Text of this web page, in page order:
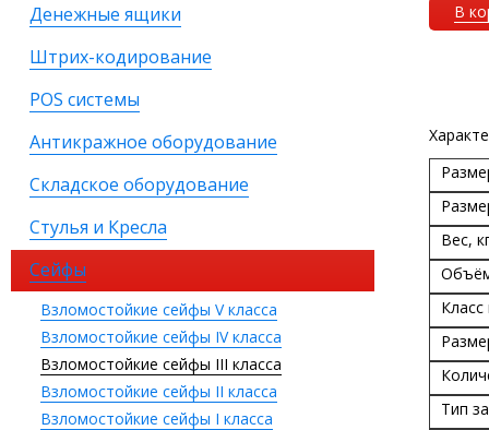
Денежные ящики
Штрих-кодирование
POS системы
Антикражное оборудование
Складское оборудование
Стулья и Кресла
Сейфы
Взломостойкие сейфы V класса
Взломостойкие сейфы IV класса
Взломостойкие сейфы III класса
Взломостойкие сейфы II класса
Взломостойкие сейфы I класса
В
Вес,
Тип